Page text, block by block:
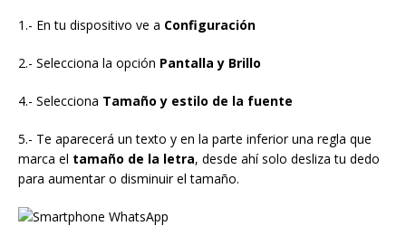
1.- En tu dispositivo ve a Configuración
2.- Selecciona la opción Pantalla y Brillo
4.- Selecciona Tamaño y estilo de la fuente
5.- Te aparecerá un texto y en la parte inferior una regla que
marca el tamaño de la letra, desde ahí solo desliza tu dedo
para aumentar o disminuir el tamaño.